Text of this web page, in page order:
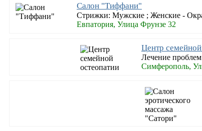
Салон "Тиффани"
Стрижки: Мужские ; Женские -
Евпатория, Улица Фрунзе 32
Центр
Лечение
Симферополь,